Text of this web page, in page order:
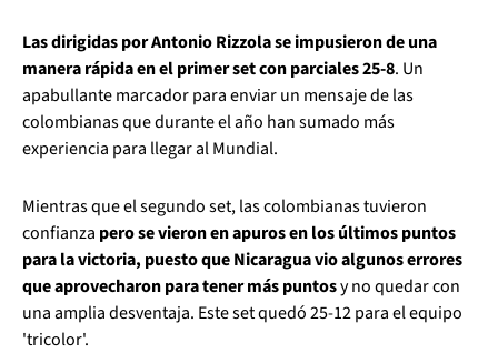
Las dirigidas por Antonio Rizzola se impusieron de una
manera rápida en el primer set con parciales 25-8. Un
apabullante marcador para enviar un mensaje de las
colombianas que durante el año han sumado más
experiencia para llegar al Mundial.
Mientras que el segundo set, las colombianas tuvieron
confianza pero se vieron en apuros en los últimos puntos
para la victoria, puesto que Nicaragua vio algunos errores
que aprovecharon para tener más puntosy no quedar con
una amplia desventaja. Este set quedó 25-12 para el equipo
'tricolor'.